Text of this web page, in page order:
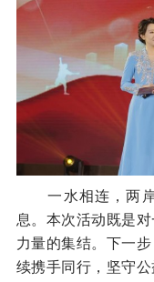
一水相连，两岸
息。本次活动既是
力量的集结。下一
续携手同行，坚守